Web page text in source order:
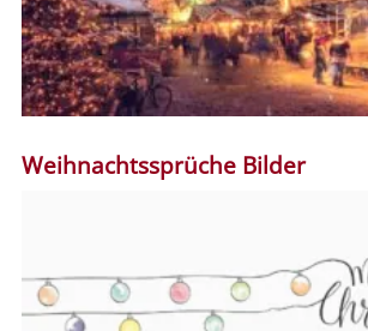
Weihnachtssprüche Bilder